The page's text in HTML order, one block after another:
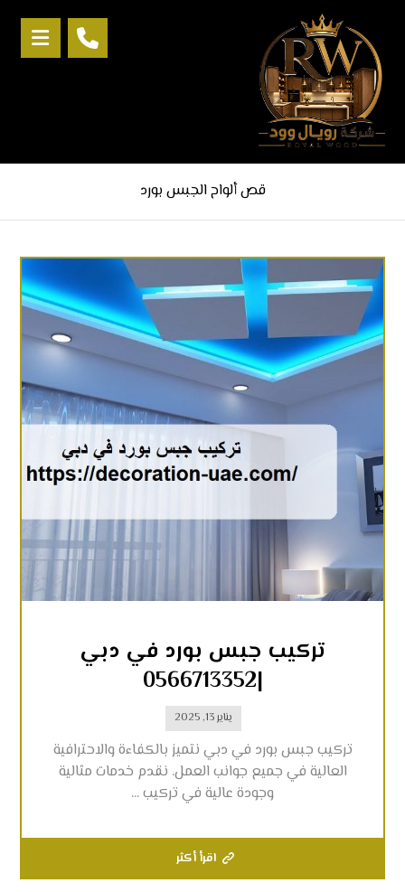
قص ألواح الجبس بورد
تركيب جبس بورد في دبي
|0566713352
يناير 13, 2025
تركيب جبس بورد في دبي نتميز بالكفاءة والاحترافية
العالية في جميع جوانب العمل. نقدم خدمات مثالية
وجودة عالية في تركيب ...
اقرأ أكثر